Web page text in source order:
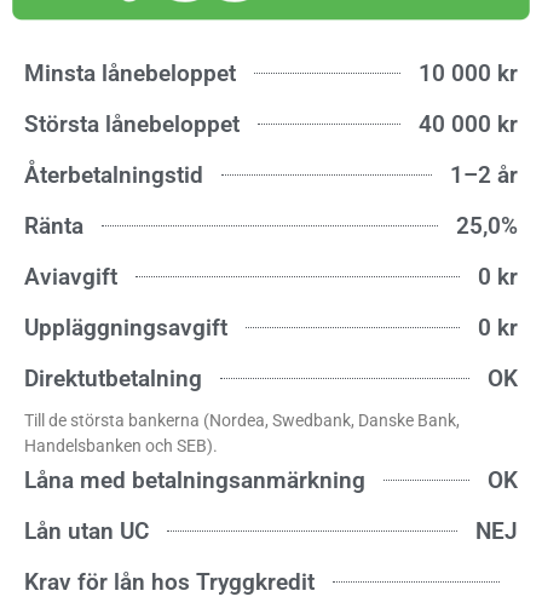
Minsta lånebeloppet
10 000 kr
Största lånebeloppet
40 000 kr
Återbetalningstid
1–2 år
Ränta
25,0%
Aviavgift
0 kr
Uppläggningsavgift
0 kr
Direktutbetalning
OK
Till de största bankerna (Nordea, Swedbank, Danske Bank,
Handelsbanken och SEB).
Låna med betalningsanmärkning
OK
Lån utan UC
NEJ
Krav för lån hos Tryggkredit